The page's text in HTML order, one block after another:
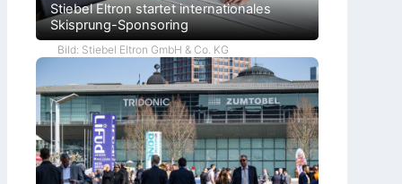
Stiebel Eltron startet internationales
Skisprung-Sponsoring
Bild: Stiebel Eltron GmbH & Co. KG